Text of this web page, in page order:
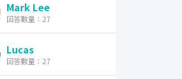
Mark Lee
回答數量：27
Lucas
回答數量：27